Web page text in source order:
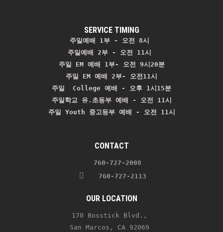
SERVICE TIMING
주일예배 1부 - 오전 8시
주일예배 2부 - 오전 11시
주일 EM 예배 1부- 오전 9시20분
주일 EM 예배 2부- 오전11시
주일  College 예배 - 오후 1시15분
주일학교 유.초등부 예배 - 오전 11시
주일 Youth 중고등부 예배 - 오전 11시
CONTACT
760-727-2008
760-727-2113
OUR LOCATION
170 Bosstick Blvd.,
San Marcos, CA 92069